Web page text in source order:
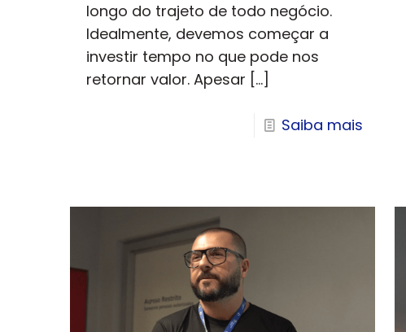
longo do trajeto de todo negócio.
Idealmente, devemos começar a
investir tempo no que pode nos
retornar valor. Apesar […]
Saiba mais